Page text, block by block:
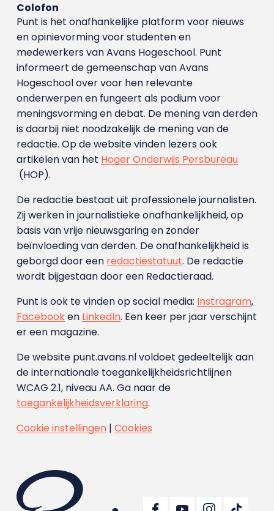
Colofon
Punt is het onafhankelijke platform voor nieuws
en opinievorming voor studenten en
medewerkers van Avans Hoge­school. Punt
informeert de gemeenschap van Avans
Hogeschool over voor hen relevante
onderwerpen en fungeert als podium voor
meningsvorming en debat. De mening van derden
is daarbij niet noodzakelijk de mening van de
redactie. Op de website vinden lezers ook
artikelen van het Hoger Onderwijs Persbureau
(HOP).
De redactie bestaat uit professionele journalisten.
Zij werken in journalistieke onafhankelijkheid, op
basis van vrije nieuwsgaring en zonder
beïnvloeding van derden. De onafhankelijkheid is
geborgd door een redactiestatuut. De redactie
wordt bijgestaan door een Redactieraad.
Punt is ook te vinden op social media: Instragram,
Facebooken LinkedIn. Een keer per jaar verschijnt
er een magazine.
De website punt.avans.nl voldoet gedeeltelijk aan
de internationale toegankelijkheidsrichtlijnen
WCAG 2.1, niveau AA. Ga naar de
toegankelijkheidsverklaring.
Cookie instellingen| Cookies